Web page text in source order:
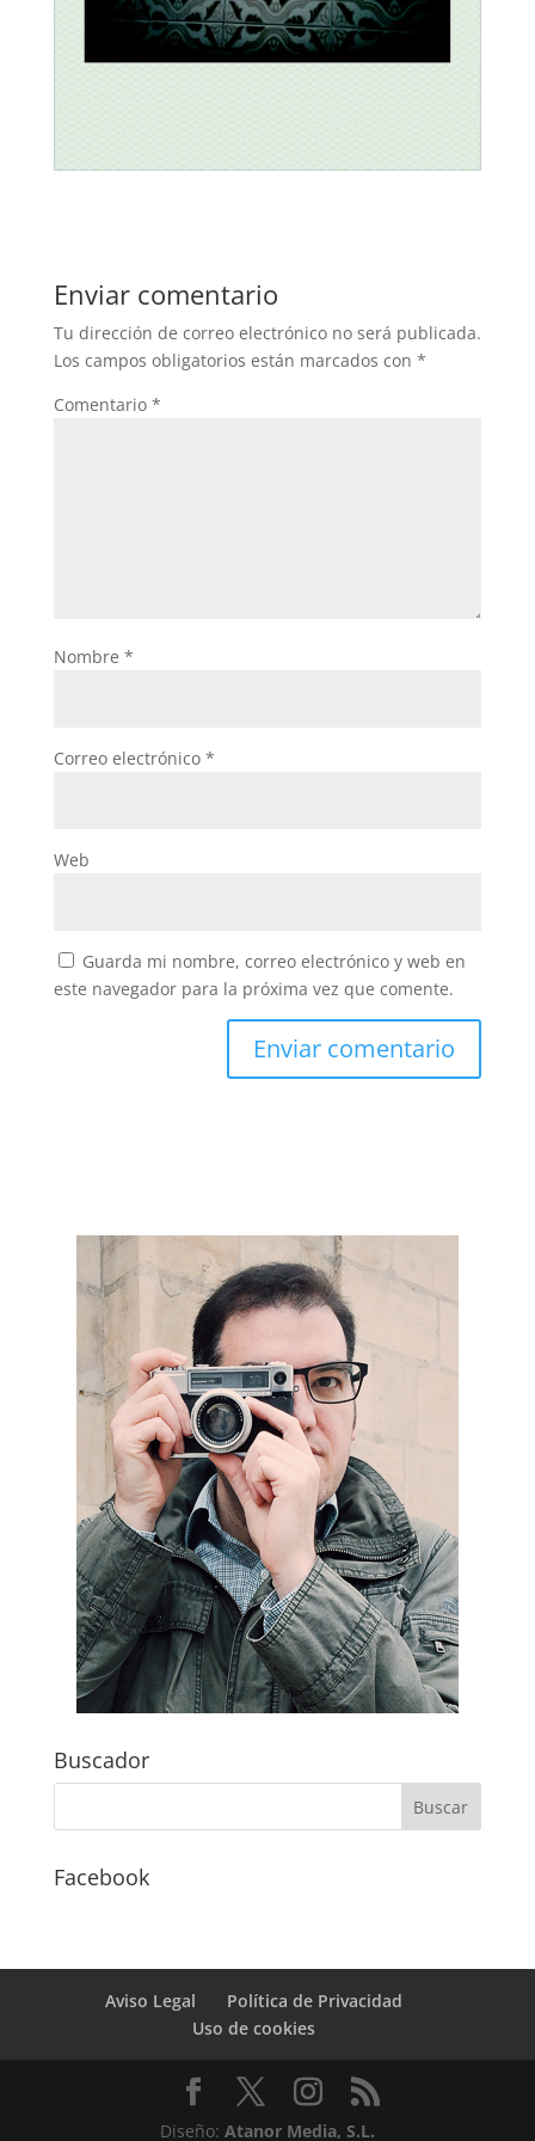
Enviar comentario
Tu dirección de correo electrónico no será publicada.
Los campos obligatorios están marcados con *
Comentario *
Nombre *
Correo electrónico *
Web
Guarda mi nombre, correo electrónico y web en
este navegador para la próxima vez que comente.
Buscador
Facebook
Aviso Legal
Política de Privacidad
Uso de cookies
Diseño: Atanor Media, S.L.